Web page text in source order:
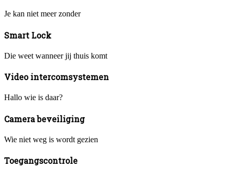
Je kan niet meer zonder
Smart Lock
Die weet wanneer jij thuis komt
Video intercomsystemen
Hallo wie is daar?
Camera beveiliging
Wie niet weg is wordt gezien
Toegangscontrole